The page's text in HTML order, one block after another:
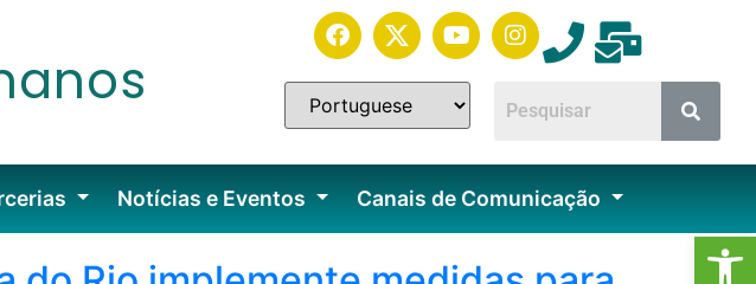
Notícias e Eventos Canais de Comunicação